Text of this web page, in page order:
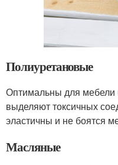
Полиуретановые
Оптимальны для мебели
выделяют токсичных
эластичны и не боятся
Масляные